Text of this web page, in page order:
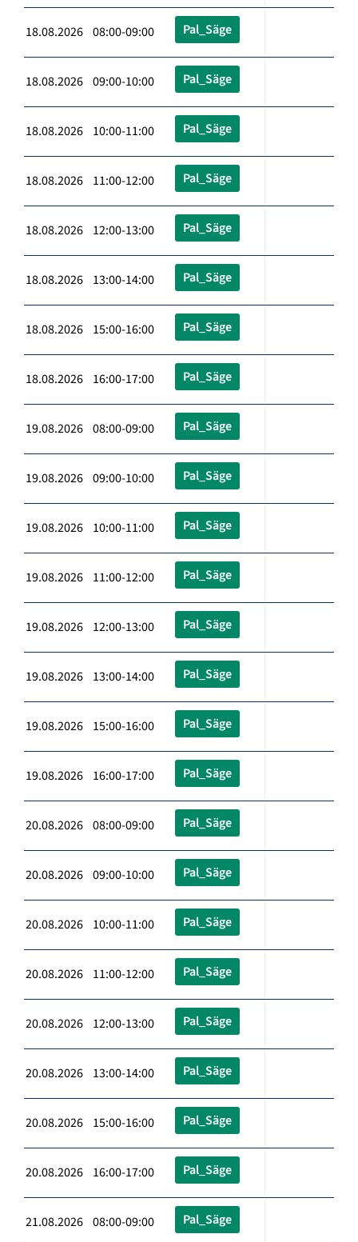
18.08.2026 08:00-09:00 Pal_Säge
18.08.2026 09:00-10:00 Pal_Säge
18.08.2026 10:00-11:00 Pal_Säge
18.08.2026 11:00-12:00 Pal_Säge
18.08.2026 12:00-13:00 Pal_Säge
18.08.2026 13:00-14:00 Pal_Säge
18.08.2026 15:00-16:00 Pal_Säge
18.08.2026 16:00-17:00 Pal_Säge
19.08.2026 08:00-09:00 Pal_Säge
19.08.2026 09:00-10:00 Pal_Säge
19.08.2026 10:00-11:00 Pal_Säge
19.08.2026 11:00-12:00 Pal_Säge
19.08.2026 12:00-13:00 Pal_Säge
19.08.2026 13:00-14:00 Pal_Säge
19.08.2026 15:00-16:00 Pal_Säge
19.08.2026 16:00-17:00 Pal_Säge
20.08.2026 08:00-09:00 Pal_Säge
20.08.2026 09:00-10:00 Pal_Säge
20.08.2026 10:00-11:00 Pal_Säge
20.08.2026 11:00-12:00 Pal_Säge
20.08.2026 12:00-13:00 Pal_Säge
20.08.2026 13:00-14:00 Pal_Säge
20.08.2026 15:00-16:00 Pal_Säge
20.08.2026 16:00-17:00 Pal_Säge
21.08.2026 08:00-09:00 Pal_Säge